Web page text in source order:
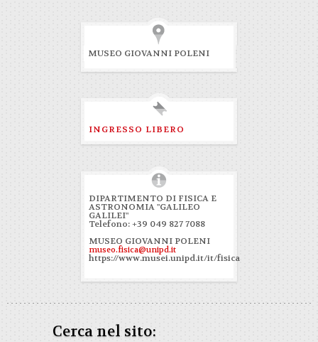
MUSEO GIOVANNI POLENI
INGRESSO LIBERO
DIPARTIMENTO DI FISICA E
ASTRONOMIA "GALILEO
GALILEI"
Telefono: +39 049 827 7088
MUSEO GIOVANNI POLENI
museo.fisica@unipd.it
https://www.musei.unipd.it/it/fisica
Cerca nel sito: